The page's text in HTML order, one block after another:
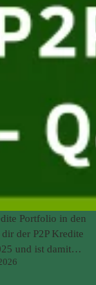
Portfolio in den
der P2P Kredite
und ist damit
2025!